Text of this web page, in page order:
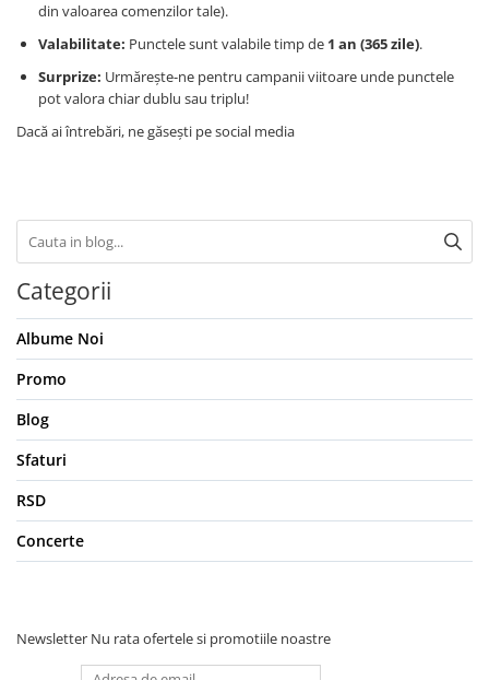
din valoarea comenzilor tale).
Valabilitate: Punctele sunt valabile timp de 1 an (365 zile).
Surprize: Urmărește-ne pentru campanii viitoare unde punctele
pot valora chiar dublu sau triplu!
Dacă ai întrebări, ne găsești pe social media
Categorii
Albume Noi
Promo
Blog
Sfaturi
RSD
Concerte
Newsletter Nu rata ofertele si promotiile noastre